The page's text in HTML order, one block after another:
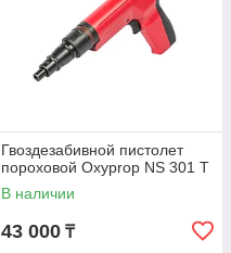
Гвоздезабивной пистолет
пороховой Oxyprop NS 301 T
В наличии
43 000 ₸